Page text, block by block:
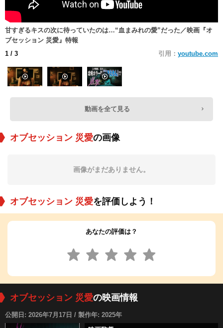
甘すぎるキスの次に待っていたのは…“血まみれの愛”だった／映画『オ
ブセッション 災愛』特報
1 / 3 引用： youtube.com
動画を全て見る
オブセッション 災愛の画像
画像がまだありません。
オブセッション 災愛を評価しよう！
あなたの評価は？
オブセッション 災愛の映画情報
公開日: 2026年7月17日 / 製作年: 2025年